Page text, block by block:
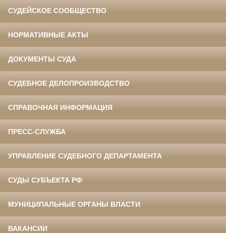
СУДЕЙСКОЕ СООБЩЕСТВО
НОРМАТИВНЫЕ АКТЫ
ДОКУМЕНТЫ СУДА
СУДЕБНОЕ ДЕЛОПРОИЗВОДСТВО
СПРАВОЧНАЯ ИНФОРМАЦИЯ
ПРЕСС-СЛУЖБА
УПРАВЛЕНИЕ СУДЕБНОГО ДЕПАРТАМЕНТА
СУДЫ СУБЪЕКТА РФ
МУНИЦИПАЛЬНЫЕ ОРГАНЫ ВЛАСТИ
ВАКАНСИИ